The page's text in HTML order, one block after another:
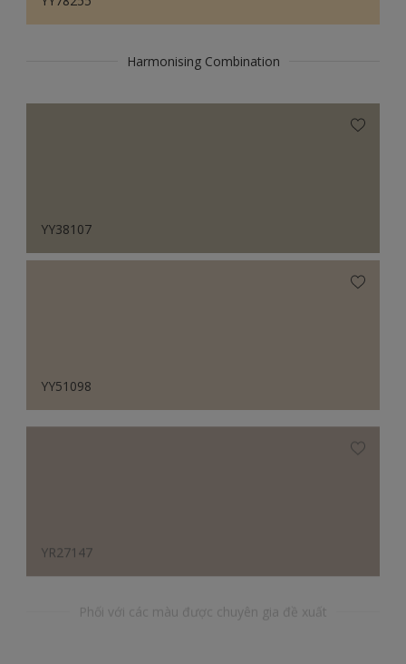
Harmonising Combination
YY38107
YY51098